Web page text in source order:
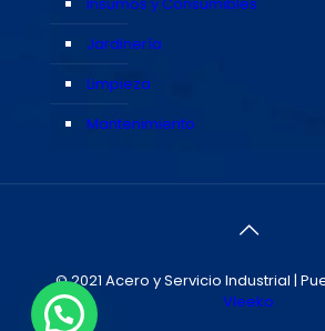
Jardinería
Limpieza
Mantenimiento
© 2021 Acero y Servicio Industrial |
Vleeko